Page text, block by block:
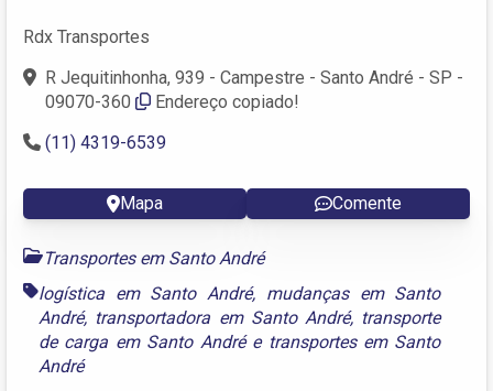
Rdx Transportes
R Jequitinhonha, 939 - Campestre - Santo André - SP -
09070-360
Endereço copiado!
(11) 4319-6539
Mapa Comente
Transportes em Santo André
logística em Santo André, mudanças em Santo
André, transportadora em Santo André, transporte
de carga em Santo Andrée transportes em Santo
André